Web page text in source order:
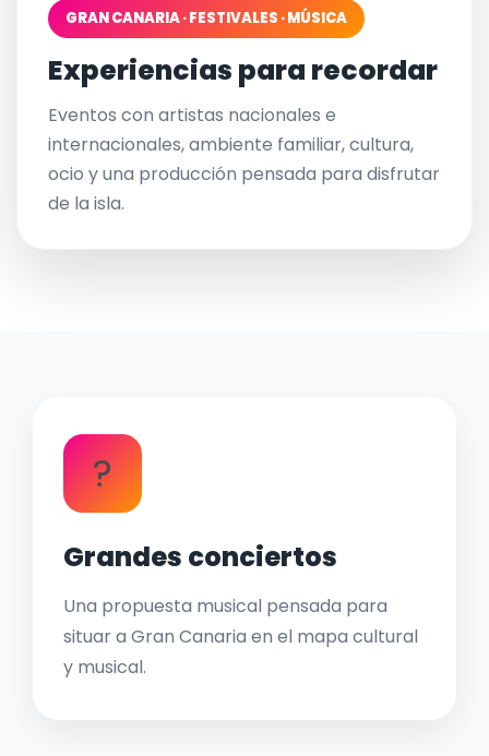
GRAN CANARIA · FESTIVALES · MÚSICA
Experiencias para recordar
Eventos con artistas nacionales e
internacionales, ambiente familiar, cultura,
ocio y una producción pensada para disfrutar
de la isla.
?
Grandes conciertos
Una propuesta musical pensada para
situar a Gran Canaria en el mapa cultural
y musical.